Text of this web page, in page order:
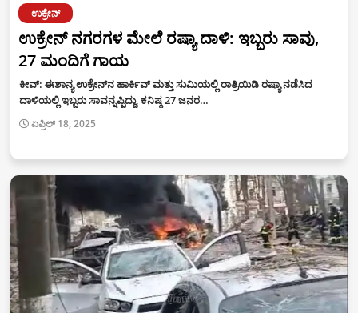
ಉಕ್ರೇನ್
ಉಕ್ರೇನ್ ನಗರಗಳ ಮೇಲೆ ರಷ್ಯಾ ದಾಳಿ: ಇಬ್ಬರು ಸಾವು,
27 ಮಂದಿಗೆ ಗಾಯ
ಕೀವ್: ಈಶಾನ್ಯ ಉಕ್ರೇನ್‌ನ ಹಾರ್ಕಿವ್ ಮತ್ತು ಸುಮಿಯಲ್ಲಿ ರಾತ್ರಿಯಿಡಿ ರಷ್ಯಾ ನಡೆಸಿದ
ದಾಳಿಯಲ್ಲಿ ಇಬ್ಬರು ಸಾವನ್ನಪ್ಪಿದ್ದು, ಕನಿಷ್ಠ 27 ಜನರ…
ಏಪ್ರಿಲ್ 18, 2025